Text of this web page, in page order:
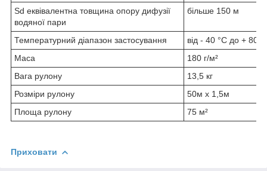
Sd еквівалентна товщина опору дифузії
водяної пари
більше 150 м
Температурний діапазон застосування
від - 40 °C до + 80
Маса
180 г/м²
Вага рулону
13,5 кг
Розміри рулону
50м х 1,5м
Площа рулону
75 м²
Приховати